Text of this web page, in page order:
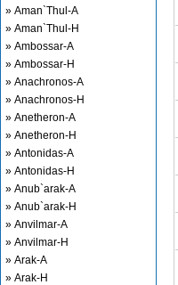
» Aman`Thul-A
» Aman`Thul-H
» Ambossar-A
» Ambossar-H
» Anachronos-A
» Anachronos-H
» Anetheron-A
» Anetheron-H
» Antonidas-A
» Antonidas-H
» Anub`arak-A
» Anub`arak-H
» Anvilmar-A
» Anvilmar-H
» Arak-A
» Arak-H